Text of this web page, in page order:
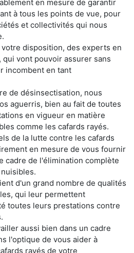
en mesure de garantir
à tous les points de vue, pour
et collectivités qui nous
disposition, des experts en
vont pouvoir assurer sans
incombent en tant
de désinsectisation, nous
aguerris, bien au fait de toutes
en vigueur en matière
comme les cafards rayés.
de la lutte contre les cafards
en mesure de vous fournir
cadre de l'élimination complète
d'un grand nombre de qualités
qui leur permettent
toutes leurs prestations contre
aussi bien dans un cadre
l'optique de vous aider à
rayés de votre